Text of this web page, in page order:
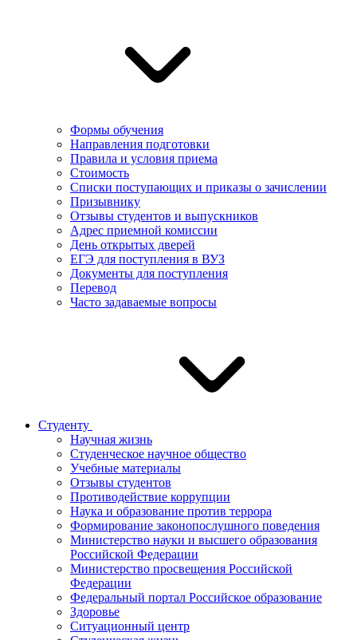
Формы обучения
Направления подготовки
Правила и условия приема
Стоимость
Списки поступающих и приказы о зачислении
Призывнику
Отзывы студентов и выпускников
Адрес приемной комиссии
День открытых дверей
ЕГЭ для поступления в ВУЗ
Документы для поступления
Перевод
Часто задаваемые вопросы
Студенту
Научная жизнь
Студенческое научное общество
Учебные материалы
Отзывы студентов
Противодействие коррупции
Наука и образование против террора
Формирование законопослушного поведения
Министерство науки и высшего образования
Российской Федерации
Министерство просвещения Российской
Федерации
Федеральный портал Российское образование
Здоровье
Ситуационный центр